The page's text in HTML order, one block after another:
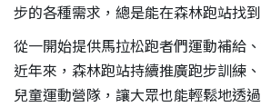
步的各種需求，總是能在森林跑站找到
從一開始提供馬拉松跑者們運動補給
近年來，森林跑站持續推廣跑步訓練
兒童運動營隊，讓大眾也能輕鬆地透